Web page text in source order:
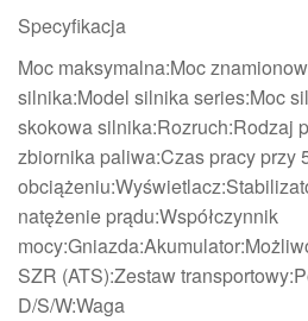
Specyfikacja
Moc maksymalna:Moc
silnika:Model silnika series:Moc
skokowa silnika:Rozruch:Rodzaj
zbiornika paliwa:Czas pracy przy
natężenie prądu:Współczynnik
SZR (ATS):Zestaw
D/S/W:Waga